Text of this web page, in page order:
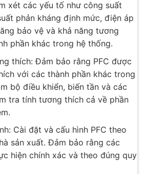
xét các yếu tố như công suất
phản kháng định mức, điện áp
bảo vệ và khả năng tương
phần khác trong hệ thống.
thích: Đảm bảo rằng PFC được
với các thành phần khác trong
bộ điều khiển, biến tần và các
tra tính tương thích cả về phần
Cài đặt và cấu hình PFC theo
sản xuất. Đảm bảo rằng các
hiện chính xác và theo đúng quy